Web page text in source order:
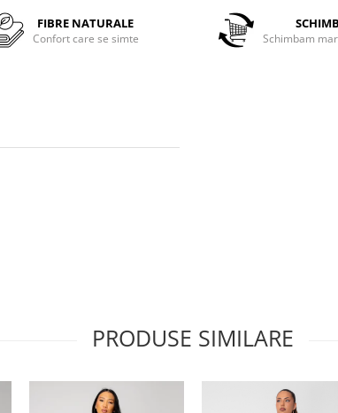
FIBRE NATURALE
Confort care se simte Schimbam
PRODUSE SIMILARE